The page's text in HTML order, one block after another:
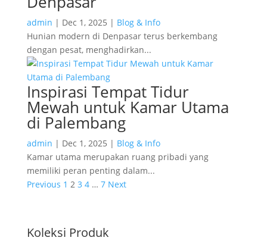
admin | Dec 1, 2025 | Blog & Info
Hunian modern di Denpasar terus berkembang
dengan pesat, menghadirkan...
Inspirasi Tempat Tidur
Mewah untuk Kamar Utama
di Palembang
admin | Dec 1, 2025 | Blog & Info
Kamar utama merupakan ruang pribadi yang
memiliki peran penting dalam...
Previous 1 2 3 4 … 7 Next
Koleksi Produk